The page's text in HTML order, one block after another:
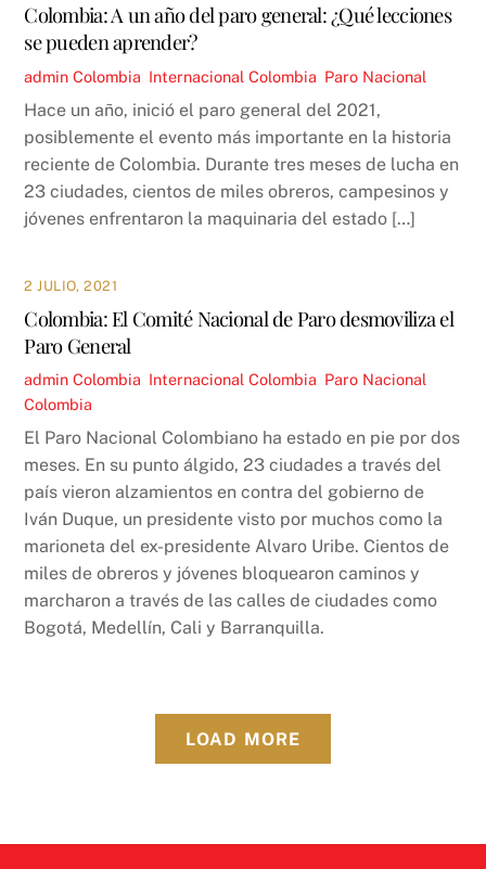
Colombia: A un año del paro general: ¿Qué lecciones
se pueden aprender?
admin Colombia Internacional Colombia Paro Nacional
Hace un año, inició el paro general del 2021,
posiblemente el evento más importante en la historia
reciente de Colombia. Durante tres meses de lucha en
23 ciudades, cientos de miles obreros, campesinos y
jóvenes enfrentaron la maquinaria del estado […]
2 JULIO, 2021
Colombia: El Comité Nacional de Paro desmoviliza el
Paro General
admin Colombia Internacional Colombia Paro Nacional
Colombia
El Paro Nacional Colombiano ha estado en pie por dos
meses. En su punto álgido, 23 ciudades a través del
país vieron alzamientos en contra del gobierno de
Iván Duque, un presidente visto por muchos como la
marioneta del ex-presidente Alvaro Uribe. Cientos de
miles de obreros y jóvenes bloquearon caminos y
marcharon a través de las calles de ciudades como
Bogotá, Medellín, Cali y Barranquilla.
LOAD MORE